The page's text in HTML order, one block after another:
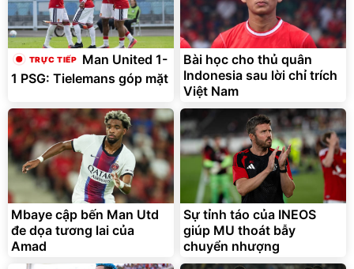
Man United 1-
1 PSG: Tielemans góp mặt
Bài học cho thủ quân
Indonesia sau lời chỉ trích
Việt Nam
Mbaye cập bến Man Utd
đe dọa tương lai của
Amad
Sự tỉnh táo của INEOS
giúp MU thoát bẫy
chuyển nhượng